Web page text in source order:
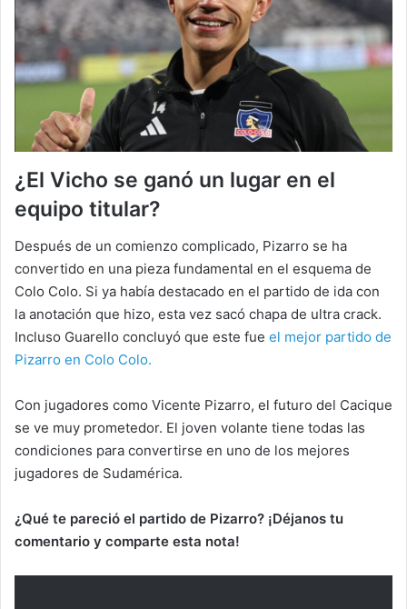
¿El Vicho se ganó un lugar en el
equipo titular?
Después de un comienzo complicado, Pizarro se ha
convertido en una pieza fundamental en el esquema de
Colo Colo. Si ya había destacado en el partido de ida con
la anotación que hizo, esta vez sacó chapa de ultra crack.
Incluso Guarello concluyó que este fue el mejor partido de
Pizarro en Colo Colo.
Con jugadores como Vicente Pizarro, el futuro del Cacique
se ve muy prometedor. El joven volante tiene todas las
condiciones para convertirse en uno de los mejores
jugadores de Sudamérica.
¿Qué te pareció el partido de Pizarro? ¡Déjanos tu
comentario y comparte esta nota!